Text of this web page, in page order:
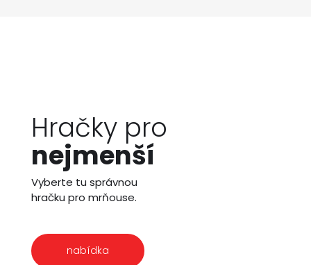
Hračky pro
nejmenší
Vyberte tu správnou
hračku pro mrňouse.
nabídka